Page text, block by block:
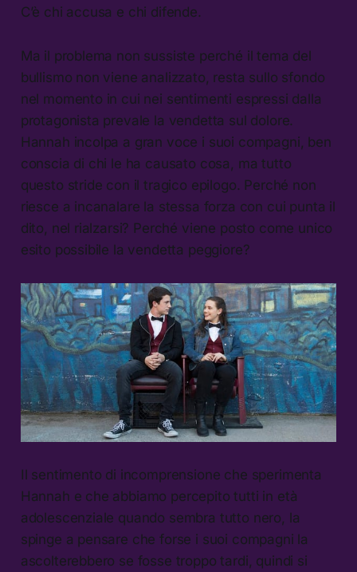
C’è chi accusa e chi difende.
Ma il problema non sussiste perché il tema del
bullismo non viene analizzato, resta sullo sfondo
nel momento in cui nei sentimenti espressi dalla
protagonista prevale la vendetta sul dolore.
Hannah incolpa a gran voce i suoi compagni, ben
conscia di chi le ha causato cosa, ma tutto
questo stride con il tragico epilogo. Perché non
riesce a incanalare la stessa forza con cui punta il
dito, nel rialzarsi? Perché viene posto come unico
esito possibile la vendetta peggiore?
Il sentimento di incomprensione che sperimenta
Hannah e che abbiamo percepito tutti in età
adolescenziale quando sembra tutto nero, la
spinge a pensare che forse i suoi compagni la
ascolterebbero se fosse troppo tardi, quindi si